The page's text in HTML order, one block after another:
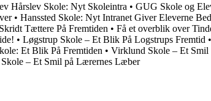
Hårslev Skole: Nyt Skoleintra • GUG Skole og
• Hanssted Skole: Nyt Intranet Giver Eleverne
Tættere På Fremtiden • Få et overblik over
• Løgstrup Skole – Et Blik På Logstrups Fremtid •
Et Blik På Fremtiden • Virklund Skole – Et
– Et Smil på Lærernes Læber